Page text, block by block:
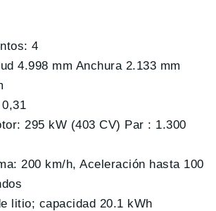
4
4.998 mm Anchura 2.133 mm
295 kW (403 CV) Par : 1.300
200 km/h, Aceleración hasta 100
litio; capacidad 20.1 kWh